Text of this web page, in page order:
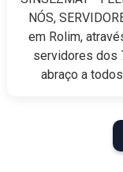
NÓS,
em Rolim,
servidores dos
abraço a